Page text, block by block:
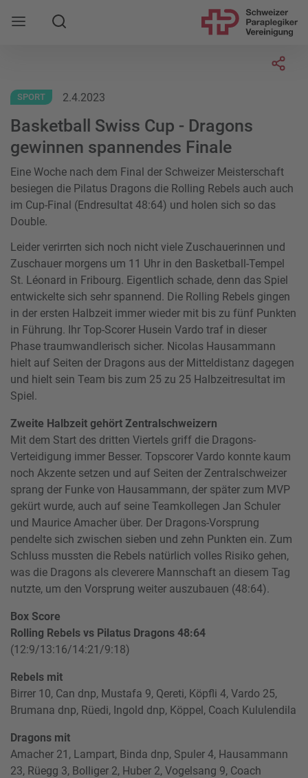
Mobile Navigation öffnen
Suche
SPORT 2.4.2023
Basketball Swiss Cup - Dragons
gewinnen spannendes Finale
Eine Woche nach dem Final der Schweizer Meisterschaft
besiegen die Pilatus Dragons die Rolling Rebels auch auch
im Cup-Final (Endresultat 48:64) und holen sich so das
Double.
Leider verirrten sich noch nicht viele Zuschauerinnen und
Zuschauer morgens um 11 Uhr in den Basketball-Tempel
St. Léonard in Fribourg. Eigentlich schade, denn das Spiel
entwickelte sich sehr spannend. Die Rolling Rebels gingen
in der ersten Halbzeit immer wieder mit bis zu fünf Punkten
in Führung. Ihr Top-Scorer Husein Vardo traf in dieser
Phase traumwandlerisch sicher. Nicolas Hausammann
hielt auf Seiten der Dragons aus der Mitteldistanz dagegen
und hielt sein Team bis zum 25 zu 25 Halbzeitresultat im
Spiel.
Zweite Halbzeit gehört Zentralschweizern
Mit dem Start des dritten Viertels griff die Dragons-
Verteidigung immer Besser. Topscorer Vardo konnte kaum
noch Akzente setzen und auf Seiten der Zentralschweizer
sprang der Funke von Hausammann, der später zum MVP
gekürt wurde, auch auf seine Teamkollegen Jan Schuler
und Maurice Amacher über. Der Dragons-Vorsprung
pendelte sich zwischen sieben und zehn Punkten ein. Zum
Schluss mussten die Rebels natürlich volles Risiko gehen,
was die Dragons als cleverere Mannschaft an diesem Tag
nutzte, um den Vorsprung weiter auszubauen (48:64).
Box Score
Rolling Rebels vs Pilatus Dragons 48:64
(12:9/13:16/14:21/9:18)
Rebels mit
Birrer 10, Can dnp, Mustafa 9, Qereti, Köpfli 4, Vardo 25,
Brumana dnp, Rüedi, Ingold dnp, Köppel, Coach Kululendila
Dragons mit
Amacher 21, Lampart, Binda dnp, Spuler 4, Hausammann
23, Rüegg 3, Bolliger 2, Huber 2, Vogelsang 9, Coach